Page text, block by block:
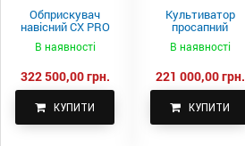
Обприскувач
навісний CX PRO
В наявності
322 500,00 грн.
КУПИТИ
Культиватор
просапний
КПН-5,6-05
В наявності
221 000,00 грн.
КУПИТИ